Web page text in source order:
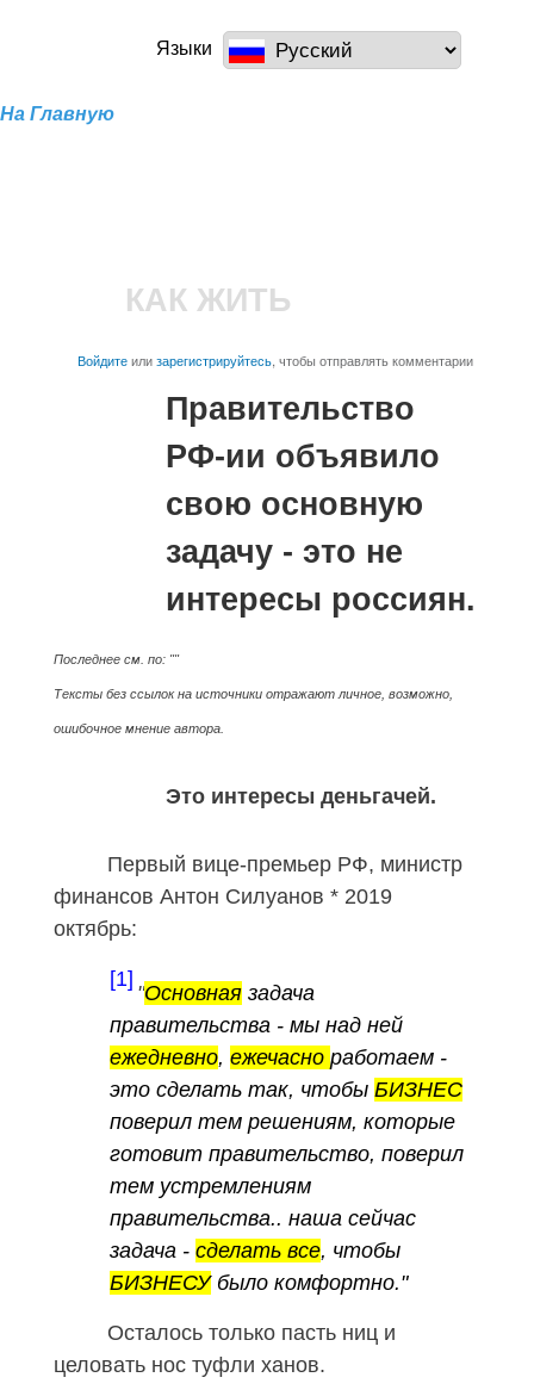
основному
содержанию
a100z.comЯзыки
На Главную
КАК ЖИТЬ
Войдитеилизарегистрируйтесь, чтобы отправлять комментарии
Правительство
РФ-ии объявило
свою основную
задачу - это не
интересы россиян.
Последнее см. по: ""
Тексты без ссылок на источники отражают личное, возможно,
ошибочное мнение автора.
Это интересы деньгачей.
Первый вице-премьер РФ, министр
финансов Антон Силуанов * 2019
октябрь:
[1]
"Основная задача
правительства - мы над ней
ежедневно, ежечасно работаем -
это сделать так, чтобы БИЗНЕС
поверил тем решениям, которые
готовит правительство, поверил
тем устремлениям
правительства.. наша сейчас
задача - сделать все, чтобы
БИЗНЕСУбыло комфортно."
Осталось только пасть ниц и
целовать нос туфли ханов.